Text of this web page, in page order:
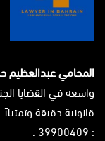
المحامي عبدالعظيم
واسعة في القضايا
قانونية دقيقة
: 39900409 .